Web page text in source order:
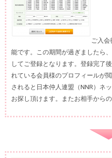
ご入
能です。この期間が過ぎましたら
してご登録となります。登録完了
れている会員様のプロフィールが
されると日本仲人連盟（NNR）ネ
お探し頂けます。またお相手から